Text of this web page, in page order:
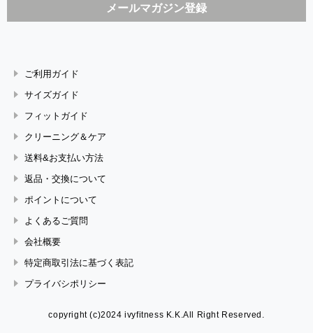
ご利用ガイド
サイズガイド
フィットガイド
クリーニング＆ケア
送料&お支払い方法
返品・交換について
ポイントについて
よくあるご質問
会社概要
特定商取引法に基づく表記
プライバシポリシー
copyright (c)2024 ivyfitness K.K.All Right Reserved.